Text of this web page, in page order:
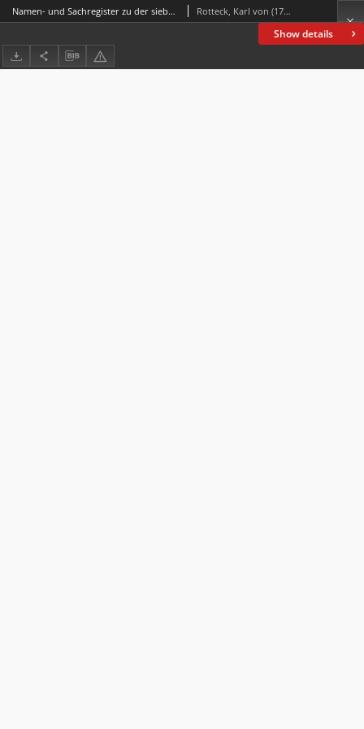
Show details
Namen- und Sachregister zu der siebenten Auflage von Carl von Rotteck's Allgemeine Geschichte in neun Bänden. Rotteck, Karl von (1775-1840)